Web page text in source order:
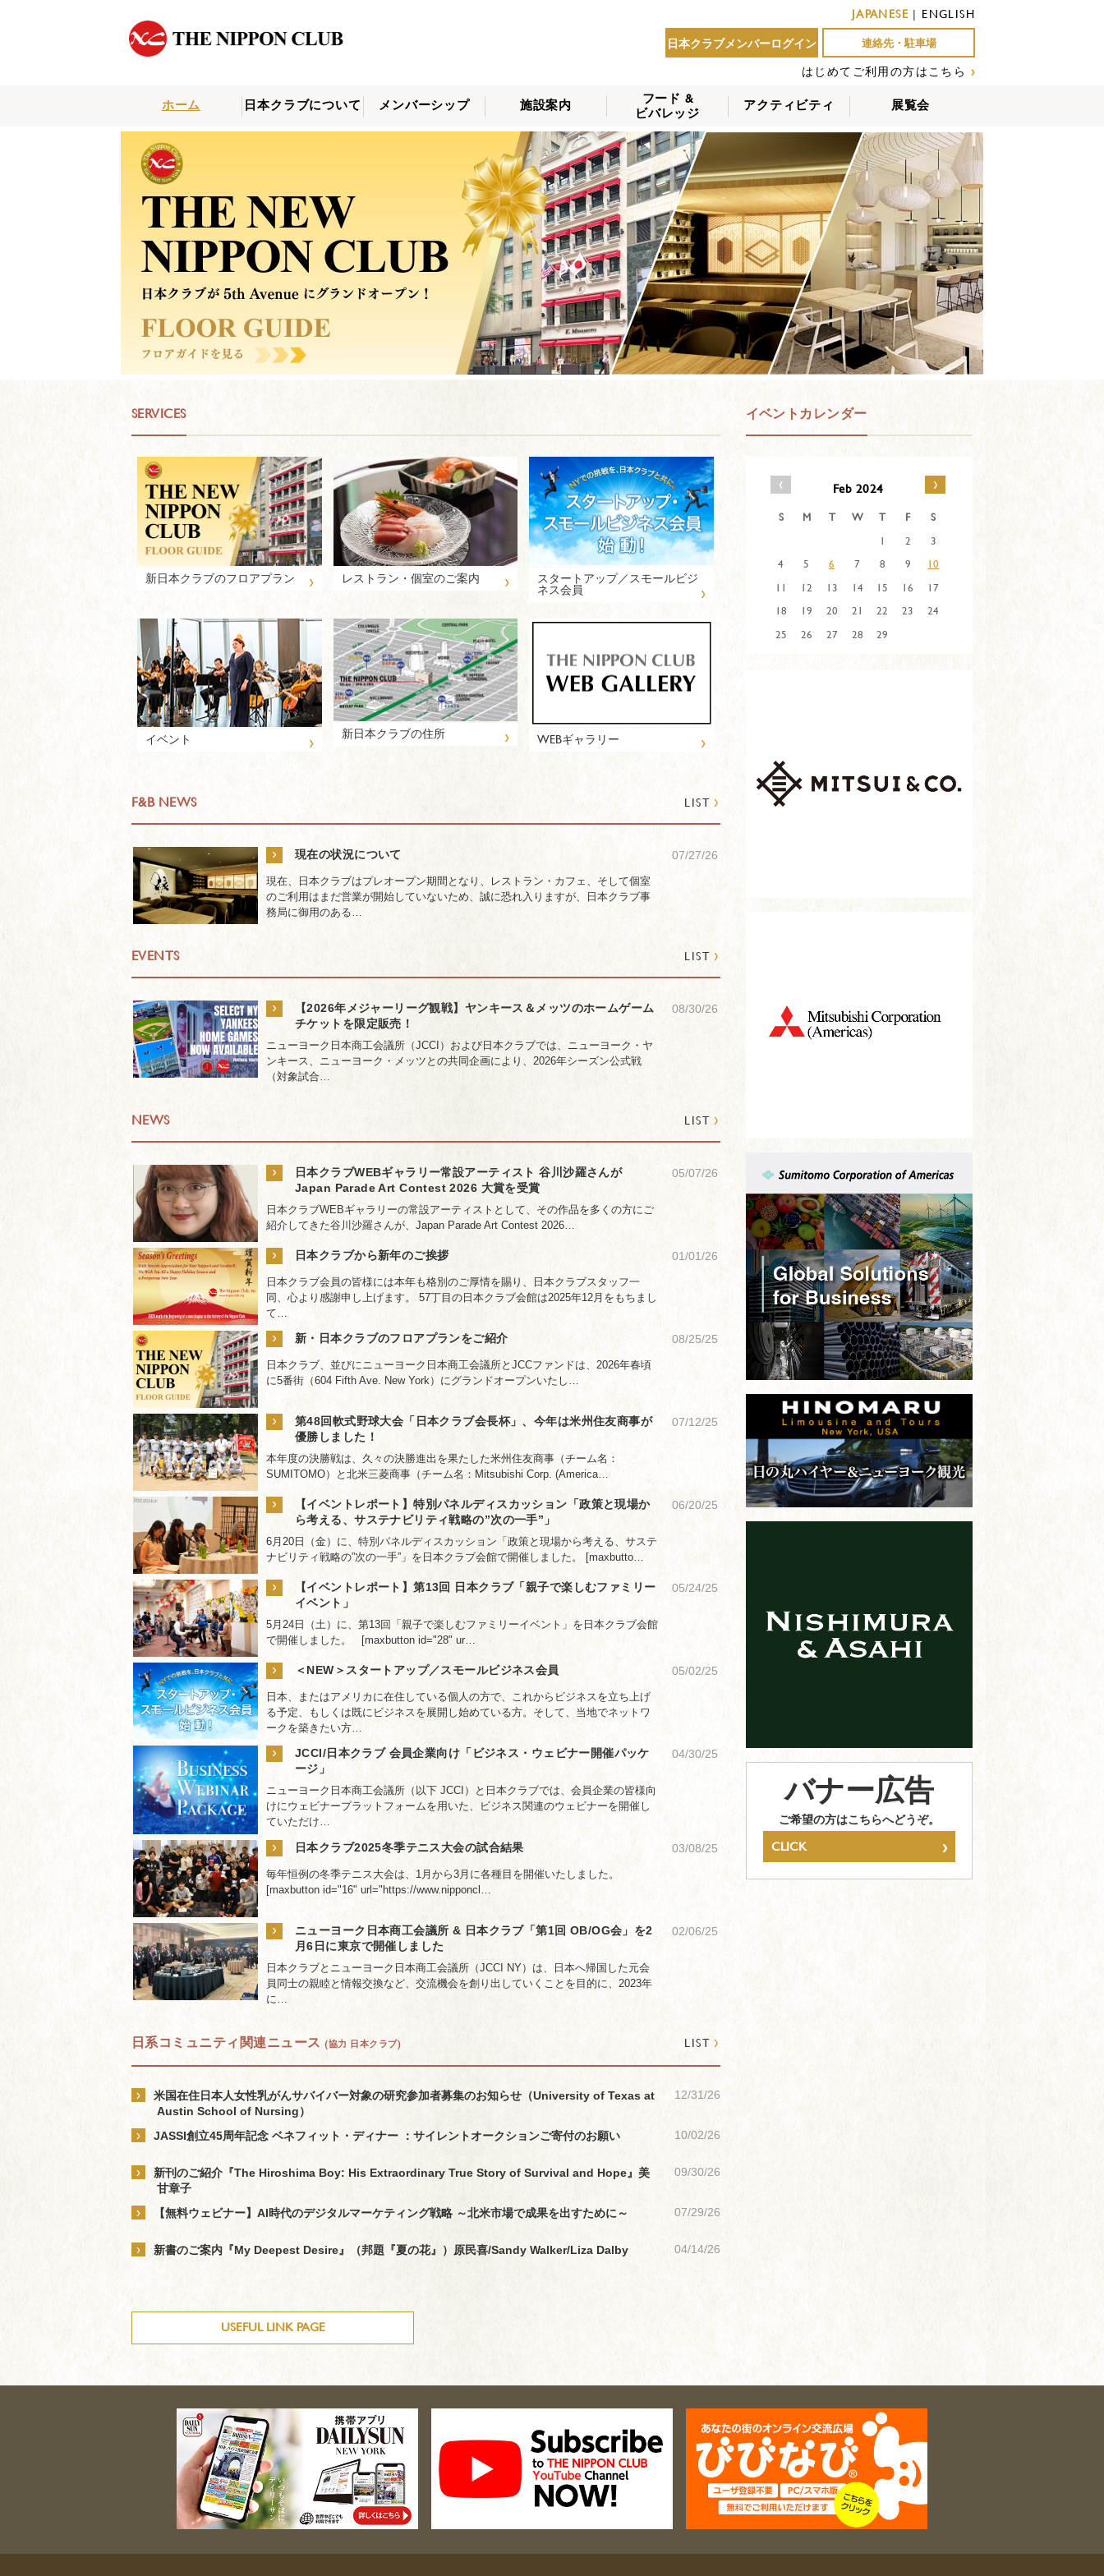
JAPANESE| ENGLISH
日本クラブメンバーログイン
連絡先・駐車場
はじめてご利用の方はこちら ›
ホーム
日本クラブについて メンバーシップ 施設案内
フード &
ビバレッジ
アクティビティ 展覧会
SERVICES
新日本クラブのフロアプラン › レストラン・個室のご案内 › スタートアップ／スモールビジ
ネス会員 ›
イベント › 新日本クラブの住所 › WEBギャラリー ›
F&B NEWS LIST ›
› 現在の状況について 07/27/26
現在、日本クラブはプレオープン期間となり、レストラン・カフェ、そして個室
のご利用はまだ営業が開始していないため、誠に恐れ入りますが、日本クラブ事
務局に御用のある…
EVENTS LIST ›
›
【2026年メジャーリーグ観戦】ヤンキース＆メッツのホームゲーム
チケットを限定販売！
08/30/26
ニューヨーク日本商工会議所（JCCI）および日本クラブでは、ニューヨーク・ヤ
ンキース、ニューヨーク・メッツとの共同企画により、2026年シーズン公式戦
（対象試合…
NEWS LIST ›
›
日本クラブWEBギャラリー常設アーティスト 谷川沙羅さんが
Japan Parade Art Contest 2026 大賞を受賞
05/07/26
日本クラブWEBギャラリーの常設アーティストとして、その作品を多くの方にご
紹介してきた谷川沙羅さんが、Japan Parade Art Contest 2026…
› 日本クラブから新年のご挨拶 01/01/26
日本クラブ会員の皆様には本年も格別のご厚情を賜り、日本クラブスタッフ一
同、心より感謝申し上げます。 57丁目の日本クラブ会館は2025年12月をもちまし
て…
› 新・日本クラブのフロアプランをご紹介 08/25/25
日本クラブ、並びにニューヨーク日本商工会議所とJCCファンドは、2026年春頃
に5番街（604 Fifth Ave. New York）にグランドオープンいたし…
›
第48回軟式野球大会「日本クラブ会長杯」、今年は米州住友商事が
優勝しました！
07/12/25
本年度の決勝戦は、久々の決勝進出を果たした米州住友商事（チーム名：
SUMITOMO）と北米三菱商事（チーム名：Mitsubishi Corp. (America…
›
【イベントレポート】特別パネルディスカッション「政策と現場か
ら考える、サステナビリティ戦略の”次の一手”」
06/20/25
6月20日（金）に、特別パネルディスカッション「政策と現場から考える、サステ
ナビリティ戦略の”次の一手”」を日本クラブ会館で開催しました。 [maxbutto…
›
【イベントレポート】第13回 日本クラブ「親子で楽しむファミリー
イベント」
05/24/25
5月24日（土）に、第13回「親子で楽しむファミリーイベント」を日本クラブ会館
で開催しました。 [maxbutton id="28" ur…
› ＜NEW＞スタートアップ／スモールビジネス会員 05/02/25
日本、またはアメリカに在住している個人の方で、これからビジネスを立ち上げ
る予定、もしくは既にビジネスを展開し始めている方。そして、当地でネットワ
ークを築きたい方…
›
JCCI/日本クラブ 会員企業向け「ビジネス・ウェビナー開催パッケ
ージ」
04/30/25
ニューヨーク日本商工会議所（以下 JCCI）と日本クラブでは、会員企業の皆様向
けにウェビナープラットフォームを用いた、ビジネス関連のウェビナーを開催し
ていただけ…
› 日本クラブ2025冬季テニス大会の試合結果 03/08/25
毎年恒例の冬季テニス大会は、1月から3月に各種目を開催いたしました。
[maxbutton id="16" url="https://www.nipponcl…
›
ニューヨーク日本商工会議所 & 日本クラブ「第1回 OB/OG会」を2
月6日に東京で開催しました
02/06/25
日本クラブとニューヨーク日本商工会議所（JCCI NY）は、日本へ帰国した元会
員同士の親睦と情報交換など、交流機会を創り出していくことを目的に、2023年
に…
日系コミュニティ関連ニュース (協力 日本クラブ) LIST ›
›
米国在住日本人女性乳がんサバイバー対象の研究参加者募集のお知らせ（University of Texas at
Austin School of Nursing）
12/31/26
› JASSI創立45周年記念 ベネフィット・ディナー ：サイレントオークションご寄付のお願い 10/02/26
›
新刊のご紹介『The Hiroshima Boy: His Extraordinary True Story of Survival and Hope』美
甘章子
09/30/26
› 【無料ウェビナー】AI時代のデジタルマーケティング戦略 ～北米市場で成果を出すために～ 07/29/26
› 新書のご案内『My Deepest Desire』（邦題『夏の花』）原民喜/Sandy Walker/Liza Dalby 04/14/26
USEFUL LINK PAGE
イベントカレンダー
‹ Feb 2024 ›
S M T W T F
S
1
2
3
4
5 6 7 8 9
10
11
12 13 14 15 16
17
18
19 20 21 22 23
24
25
26 27 28 29
バナー広告
ご希望の方はこちらへどうぞ。
CLICK ›